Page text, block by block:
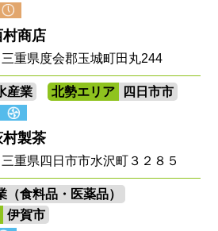
商店
重県度会郡玉城町田丸244
産業 北勢エリア 四日市市
製茶
重県四日市市水沢町３２８５
（食料品・医薬品）
伊賀市